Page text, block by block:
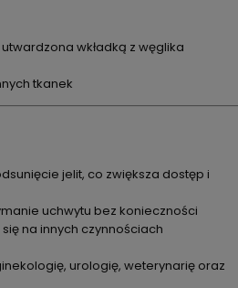
wkładką z węglika
tkanek
jelit, co zwiększa dostęp i
uchwytu bez konieczności
na innych czynnościach
urologię, weterynarię oraz